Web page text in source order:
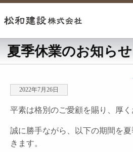
夏季休業のお知らせ
2022年7月26日
平素は格別のご愛顧を賜り、厚く
誠に勝手ながら、以下の期間を
きます。